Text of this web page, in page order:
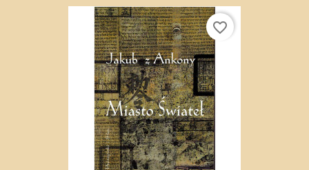
favorite_border